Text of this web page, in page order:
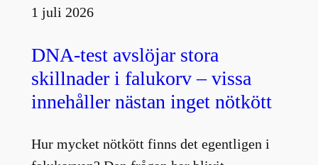
1 juli 2026
DNA-test avslöjar stora
skillnader i falukorv – vissa
innehåller nästan inget nötkött
Hur mycket nötkött finns det egentligen i